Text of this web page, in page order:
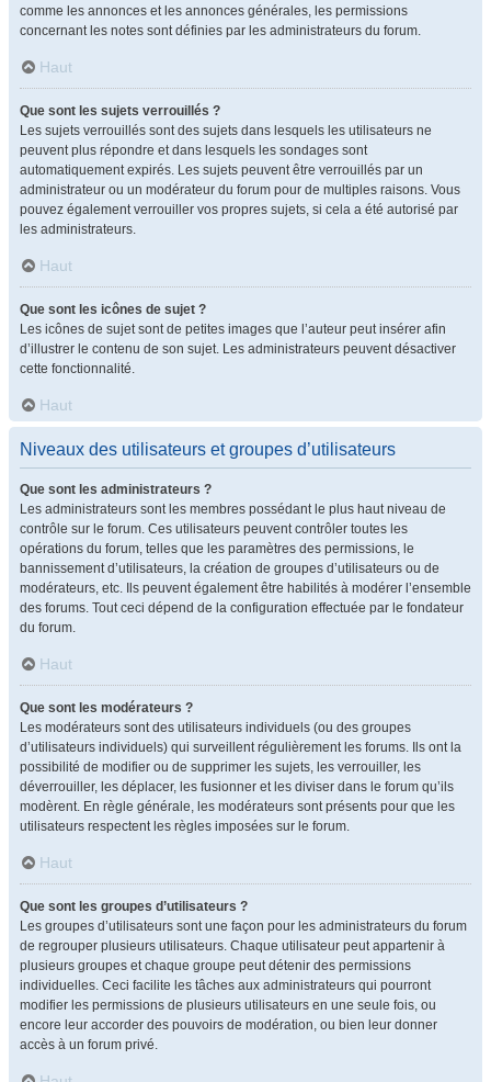
comme les annonces et les annonces générales, les permissions
concernant les notes sont définies par les administrateurs du forum.
Haut
Que sont les sujets verrouillés ?
Les sujets verrouillés sont des sujets dans lesquels les utilisateurs ne
peuvent plus répondre et dans lesquels les sondages sont
automatiquement expirés. Les sujets peuvent être verrouillés par un
administrateur ou un modérateur du forum pour de multiples raisons. Vous
pouvez également verrouiller vos propres sujets, si cela a été autorisé par
les administrateurs.
Haut
Que sont les icônes de sujet ?
Les icônes de sujet sont de petites images que l’auteur peut insérer afin
d’illustrer le contenu de son sujet. Les administrateurs peuvent désactiver
cette fonctionnalité.
Haut
Niveaux des utilisateurs et groupes d’utilisateurs
Que sont les administrateurs ?
Les administrateurs sont les membres possédant le plus haut niveau de
contrôle sur le forum. Ces utilisateurs peuvent contrôler toutes les
opérations du forum, telles que les paramètres des permissions, le
bannissement d’utilisateurs, la création de groupes d’utilisateurs ou de
modérateurs, etc. Ils peuvent également être habilités à modérer l’ensemble
des forums. Tout ceci dépend de la configuration effectuée par le fondateur
du forum.
Haut
Que sont les modérateurs ?
Les modérateurs sont des utilisateurs individuels (ou des groupes
d’utilisateurs individuels) qui surveillent régulièrement les forums. Ils ont la
possibilité de modifier ou de supprimer les sujets, les verrouiller, les
déverrouiller, les déplacer, les fusionner et les diviser dans le forum qu’ils
modèrent. En règle générale, les modérateurs sont présents pour que les
utilisateurs respectent les règles imposées sur le forum.
Haut
Que sont les groupes d’utilisateurs ?
Les groupes d’utilisateurs sont une façon pour les administrateurs du forum
de regrouper plusieurs utilisateurs. Chaque utilisateur peut appartenir à
plusieurs groupes et chaque groupe peut détenir des permissions
individuelles. Ceci facilite les tâches aux administrateurs qui pourront
modifier les permissions de plusieurs utilisateurs en une seule fois, ou
encore leur accorder des pouvoirs de modération, ou bien leur donner
accès à un forum privé.